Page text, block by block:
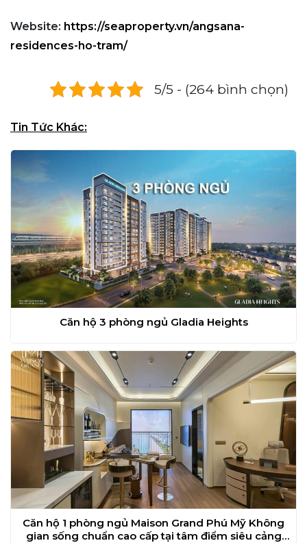
Website: https://seaproperty.vn/angsana-
residences-ho-tram/
5/5 - (264 bình chọn)
Tin Tức Khác:
Căn hộ 3 phòng ngủ Gladia Heights
Căn hộ 1 phòng ngủ Maison Grand Phú Mỹ Không
gian sống chuẩn cao cấp tại tâm điểm siêu cảng